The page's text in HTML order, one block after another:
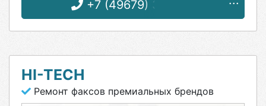
+7 (49679) 3-11-28
HI-TECH
Ремонт факсов премиальных брендов